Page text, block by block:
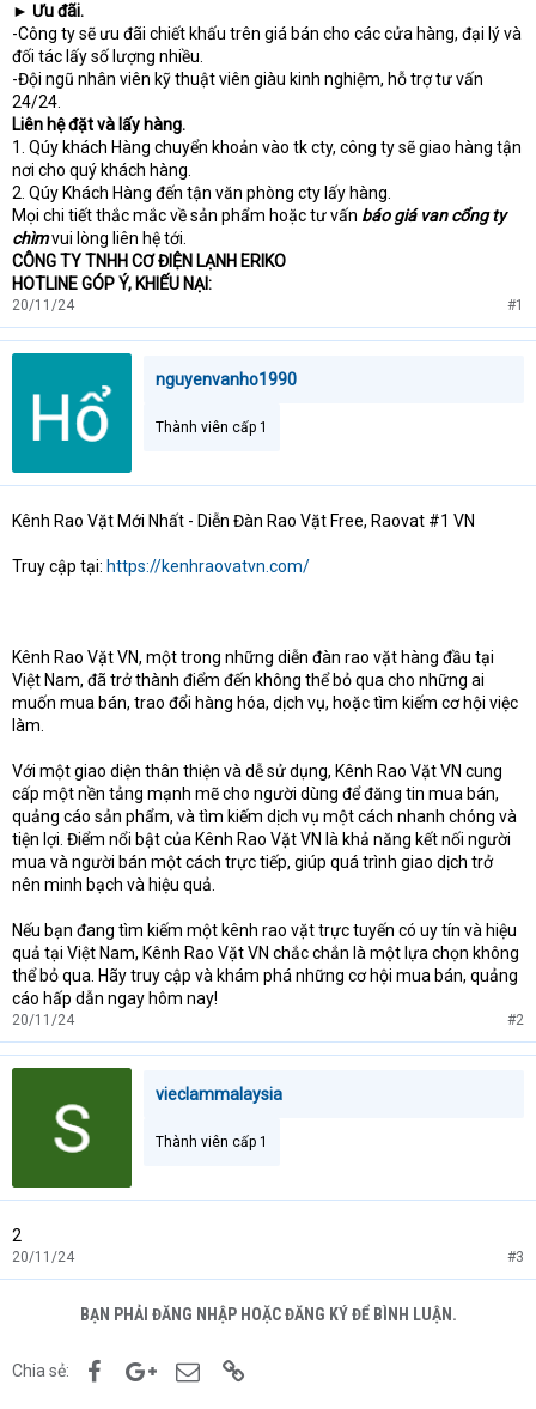
► Ưu đãi.
-Công ty sẽ ưu đãi chiết khấu trên giá bán cho các cửa hàng, đại lý và
đối tác lấy số lượng nhiều.
-Đội ngũ nhân viên kỹ thuật viên giàu kinh nghiệm, hỗ trợ tư vấn
24/24.
Liên hệ đặt và lấy hàng.
1. Qúy khách Hàng chuyển khoản vào tk cty, công ty sẽ giao hàng tận
nơi cho quý khách hàng.
2. Qúy Khách Hàng đến tận văn phòng cty lấy hàng.
Mọi chi tiết thắc mắc về sản phẩm hoặc tư vấn báo giá van cổng ty
chìmvui lòng liên hệ tới.
CÔNG TY TNHH CƠ ĐIỆN LẠNH ERIKO
HOTLINE GÓP Ý, KHIẾU NẠI:
20/11/24 #1
nguyenvanho1990
Thành viên cấp 1
Kênh Rao Vặt Mới Nhất - Diễn Đàn Rao Vặt Free, Raovat #1 VN
Truy cập tại: https://kenhraovatvn.com/
Kênh Rao Vặt VN, một trong những diễn đàn rao vặt hàng đầu tại
Việt Nam, đã trở thành điểm đến không thể bỏ qua cho những ai
muốn mua bán, trao đổi hàng hóa, dịch vụ, hoặc tìm kiếm cơ hội việc
làm.
Với một giao diện thân thiện và dễ sử dụng, Kênh Rao Vặt VN cung
cấp một nền tảng mạnh mẽ cho người dùng để đăng tin mua bán,
quảng cáo sản phẩm, và tìm kiếm dịch vụ một cách nhanh chóng và
tiện lợi. Điểm nổi bật của Kênh Rao Vặt VN là khả năng kết nối người
mua và người bán một cách trực tiếp, giúp quá trình giao dịch trở
nên minh bạch và hiệu quả.
Nếu bạn đang tìm kiếm một kênh rao vặt trực tuyến có uy tín và hiệu
quả tại Việt Nam, Kênh Rao Vặt VN chắc chắn là một lựa chọn không
thể bỏ qua. Hãy truy cập và khám phá những cơ hội mua bán, quảng
cáo hấp dẫn ngay hôm nay!
20/11/24 #2
vieclammalaysia
Thành viên cấp 1
2
20/11/24 #3
BẠN PHẢI ĐĂNG NHẬP HOẶC ĐĂNG KÝ ĐỂ BÌNH LUẬN.
Chia sẻ: FacebookGoogle+Email